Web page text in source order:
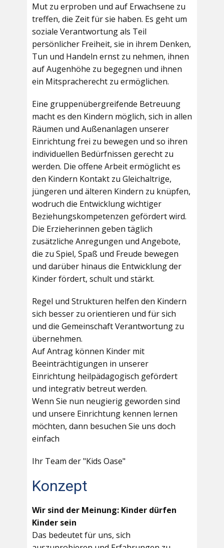
Mut zu erproben und auf Erwachsene zu
treffen, die Zeit für sie haben. Es geht um
soziale Verantwortung als Teil
persönlicher Freiheit, sie in ihrem Denken,
Tun und Handeln ernst zu nehmen, ihnen
auf Augenhöhe zu begegnen und ihnen
ein Mitspracherecht zu ermöglichen.
Eine gruppenübergreifende Betreuung
macht es den Kindern möglich, sich in allen
Räumen und Außenanlagen unserer
Einrichtung frei zu bewegen und so ihren
individuellen Bedürfnissen gerecht zu
werden. Die offene Arbeit ermöglicht es
den Kindern Kontakt zu Gleichaltrige,
jüngeren und älteren Kindern zu knüpfen,
wodruch die Entwicklung wichtiger
Beziehungskompetenzen gefördert wird.
Die Erzieherinnen geben täglich
zusätzliche Anregungen und Angebote,
die zu Spiel, Spaß und Freude bewegen
und darüber hinaus die Entwicklung der
Kinder fördert, schult und stärkt.
Regel und Strukturen helfen den Kindern
sich besser zu orientieren und für sich
und die Gemeinschaft Verantwortung zu
übernehmen.
Auf Antrag können Kinder mit
Beeinträchtigungen in unserer
Einrichtung heilpädagogisch gefördert
und integrativ betreut werden.
Wenn Sie nun neugierig geworden sind
und unsere Einrichtung kennen lernen
möchten, dann besuchen Sie uns doch
einfach
Ihr Team der "Kids Oase"
Konzept
Wir sind der Meinung: Kinder dürfen
Kinder sein
Das bedeutet für uns, sich